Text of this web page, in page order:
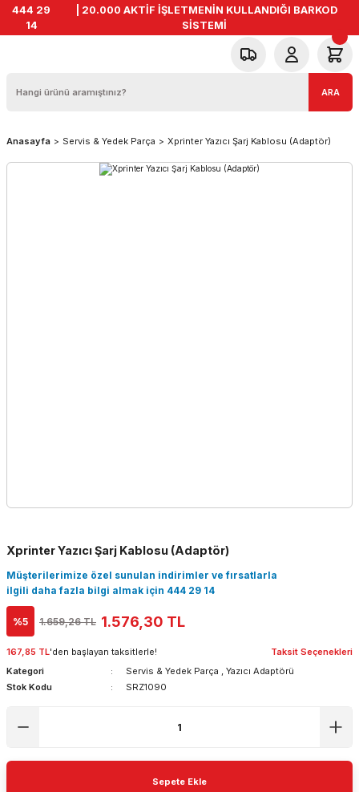
444 29
14
| 20.000 AKTİF İŞLETMENİN KULLANDIĞI BARKOD
SİSTEMİ
ARA
Anasayfa Servis & Yedek Parça Xprinter Yazıcı Şarj Kablosu (Adaptör)
Xprinter Yazıcı Şarj Kablosu (Adaptör)
Müşterilerimize özel sunulan indirimler ve fırsatlarla
ilgili daha fazla bilgi almak için 444 29 14
%5 1.659,26 TL 1.576,30 TL
167,85 TL'den başlayan taksitlerle!
Taksit Seçenekleri
Kategori
Servis & Yedek Parça , Yazıcı Adaptörü
Stok Kodu
SRZ1090
Sepete Ekle